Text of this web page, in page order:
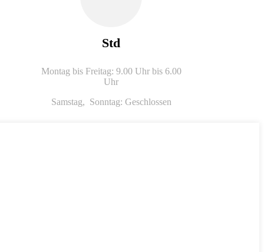
Std
Montag bis Freitag: 9.00 Uhr bis 6.00
Uhr
Samstag, Sonntag: Geschlossen